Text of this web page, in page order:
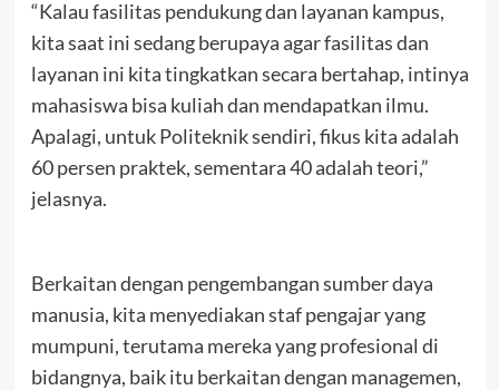
“Kalau fasilitas pendukung dan layanan kampus,
kita saat ini sedang berupaya agar fasilitas dan
layanan ini kita tingkatkan secara bertahap, intinya
mahasiswa bisa kuliah dan mendapatkan ilmu.
Apalagi, untuk Politeknik sendiri, fikus kita adalah
60 persen praktek, sementara 40 adalah teori,”
jelasnya.
Berkaitan dengan pengembangan sumber daya
manusia, kita menyediakan staf pengajar yang
mumpuni, terutama mereka yang profesional di
bidangnya, baik itu berkaitan dengan managemen,